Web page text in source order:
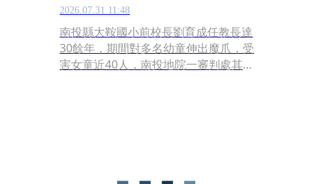
2026.07.31 11:48
南投縣大鞍國小前校長劉育成任教長達
30餘年，期間對多名幼童伸出魔爪，受
害女童近40人，南投地院一審判處其有